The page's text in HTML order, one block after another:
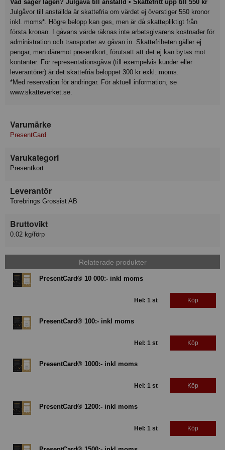
Vad säger lagen? Julgåva till anställd • Skattefritt upp till 550 kr
Julgåvor till anställda är skattefria om värdet ej överstiger 550 kronor
inkl. moms*. Högre belopp kan ges, men är då skattepliktigt från
första kronan. I gåvans värde räknas inte arbetsgivarens kostnader för
administration och transporter av gåvan in. Skattefriheten gäller ej
pengar, men däremot presentkort, förutsatt att det ej kan bytas mot
kontanter. För representationsgåva (till exempelvis kunder eller
leverantörer) är det skattefria beloppet 300 kr exkl. moms.
*Med reservation för ändringar. För aktuell information, se
www.skatteverket.se.
Varumärke
PresentCard
Varukategori
Presentkort
Leverantör
Torebrings Grossist AB
Bruttovikt
0.02 kg/förp
Relaterade produkter
PresentCard® 10 000:- inkl moms
Hel: 1 st Köp
PresentCard® 100:- inkl moms
Hel: 1 st Köp
PresentCard® 1000:- inkl moms
Hel: 1 st Köp
PresentCard® 1200:- inkl moms
Hel: 1 st Köp